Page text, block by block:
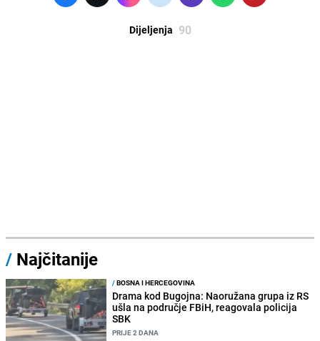
Dijeljenja 90
/ Najčitanije
/BOSNA I HERCEGOVINA
Drama kod Bugojna: Naoružana grupa iz RS
ušla na područje FBiH, reagovala policija
SBK
PRIJE 2 DANA